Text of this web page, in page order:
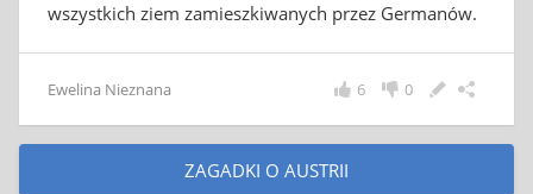
wszystkich ziem zamieszkiwanych przez Germanów.
Ewelina Nieznana 0
6
ZAGADKI O AUSTRII